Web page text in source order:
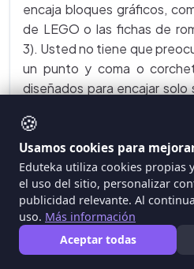
encaja bloques gráficos,
de LEGO o las fichas de
3). Usted no tiene que
un punto y coma o
diseñados para encajar
lenguajes de
puede incluso añadir
programa se está
"jugar con el código",
ideas de forma incremental
🍪
Usamos cookies para
Eduteka utiliza cookies propias
el uso del sitio, personalizar
publicidad relevante. Al
uso. Más información
Aceptar todas